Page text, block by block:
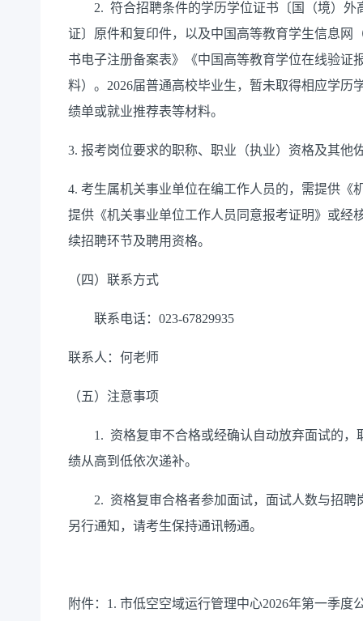
2. 符合招聘条件的学历学位证书 〔国（境）
证〕 原件和复印件， 以及中国高等教育学生信息网
书电子注册备案表》《中国高等教育学位在线验证
料） 。 2026届普通高校毕业生，暂未取得相应学历
绩单或就业推荐表等材料。
3. 报考岗位要求的职称、职业（执业）资格及其他
4. 考生属机关事业单位在编工作人员的，需提供《
提供《机关事业单位工作人员同意报考证明》或经
续招聘环节及聘用资格。
（四）联系方式
联系电话：023-67829935
联系人： 何老师
（五）注意事项
1. 资格复审不合格或经确认自动放弃面试的
绩从高到低依次递补。
2. 资格复审合格者参加面试，面试人数与招
另行通知，请考生保持通讯畅通。
附件： 1. 市低空空域运行管理中心2026年第一季度